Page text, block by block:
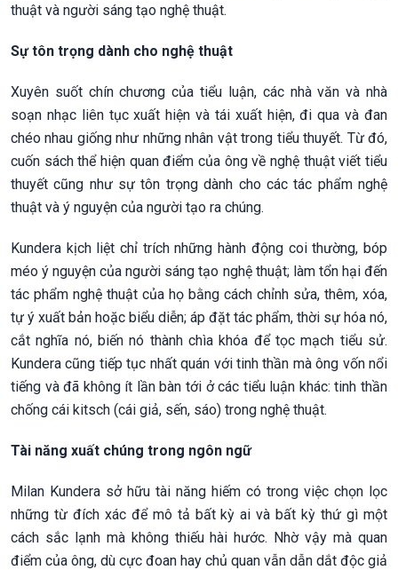
thuật và người sáng tạo nghệ thuật.
Sự tôn trọng dành cho nghệ thuật
Xuyên suốt chín chương của tiểu luận, các nhà văn và nhà
soạn nhạc liên tục xuất hiện và tái xuất hiện, đi qua và đan
chéo nhau giống như những nhân vật trong tiểu thuyết. Từ đó,
cuốn sách thể hiện quan điểm của ông về nghệ thuật viết tiểu
thuyết cũng như sự tôn trọng dành cho các tác phẩm nghệ
thuật và ý nguyện của người tạo ra chúng.
Kundera kịch liệt chỉ trích những hành động coi thường, bóp
méo ý nguyện của người sáng tạo nghệ thuật; làm tổn hại đến
tác phẩm nghệ thuật của họ bằng cách chỉnh sửa, thêm, xóa,
tự ý xuất bản hoặc biểu diễn; áp đặt tác phẩm, thời sự hóa nó,
cắt nghĩa nó, biến nó thành chìa khóa để tọc mạch tiểu sử.
Kundera cũng tiếp tục nhất quán với tinh thần mà ông vốn nổi
tiếng và đã không ít lần bàn tới ở các tiểu luận khác: tinh thần
chống cái kitsch (cái giả, sến, sáo) trong nghệ thuật.
Tài năng xuất chúng trong ngôn ngữ
Milan Kundera sở hữu tài năng hiếm có trong việc chọn lọc
những từ đích xác để mô tả bất kỳ ai và bất kỳ thứ gì một
cách sắc lạnh mà không thiếu hài hước. Nhờ vậy mà quan
điểm của ông, dù cực đoan hay chủ quan vẫn dẫn dắt độc giả